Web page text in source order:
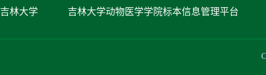
吉林大学 吉林大学动物医学学院标本信息管理平台